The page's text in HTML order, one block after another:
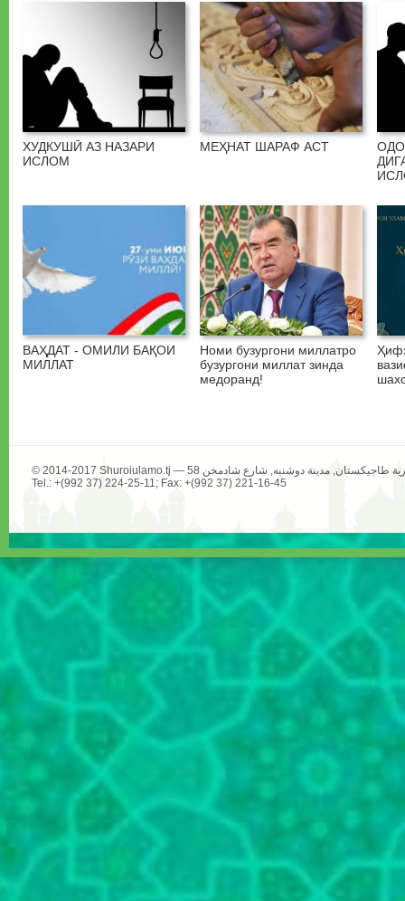
ХУДКУШӢ АЗ НАЗАРИ
ИСЛОМ
МЕҲНАТ ШАРАФ АСТ
ВАҲДАТ - ОМИЛИ БАҚОИ
МИЛЛАТ
Номи бузургони миллатро
бузургони миллат зинда
медоранд!
Tel.: +(992 37) 224-25-11; Fax: +(992 37) 221-16-45